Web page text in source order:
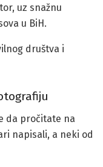
uz snažnu
u BiH.
društva i
da pročitate na
napisali, a neki od